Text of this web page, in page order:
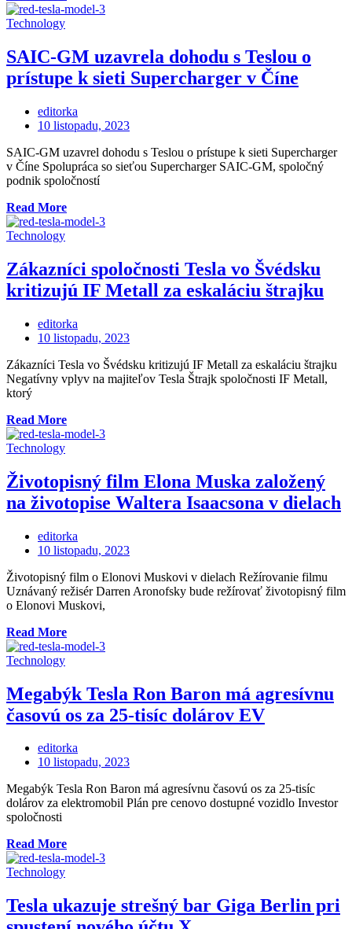
Model
spozorovaný
na
Novom
Technology
SAIC-GM uzavrela dohodu s Teslou o
prístupe k sieti Supercharger v Číne
editorka
Posted
10 listopadu, 2023
SAIC-GM uzavrel dohodu s Teslou o prístupe k sieti Supercharger
v Číne Spolupráca so sieťou Supercharger SAIC-GM, spoločný
podnik spoločností
Read More„SAIC-
GM
s
Teslou
o
k
sieti
Supercharger
v
Číne“
Technology
Zákazníci spoločnosti Tesla vo Švédsku
kritizujú IF Metall za eskaláciu štrajku
editorka
Posted
10 listopadu, 2023
Zákazníci Tesla vo Švédsku kritizujú IF Metall za eskaláciu štrajku
Negatívny vplyv na majiteľov Tesla Štrajk spoločnosti IF Metall,
ktorý
Read More„Zákazníci
spoločnosti
Švédsku
kritizujú
IF
za
eskaláciu
štrajku“
Technology
Životopisný film Elona Muska založený
na životopise Waltera Isaacsona v dielach
editorka
Posted
10 listopadu, 2023
Životopisný film o Elonovi Muskovi v dielach Režírovanie filmu
Uznávaný režisér Darren Aronofsky bude režírovať životopisný film
o Elonovi Muskovi,
Read More„Životopisný
film
založený
na
životopise
Isaacsona
v
dielach“
Technology
Megabýk Tesla Ron Baron má agresívnu
časovú os za 25-tisíc dolárov EV
editorka
Posted
10 listopadu, 2023
Megabýk Tesla Ron Baron má agresívnu časovú os za 25-tisíc
dolárov za elektromobil Plán pre cenovo dostupné vozidlo Investor
spoločnosti
Read More„Megabýk
Tesla
má
agresívnu
Technology
Tesla ukazuje strešný bar Giga Berlin pri